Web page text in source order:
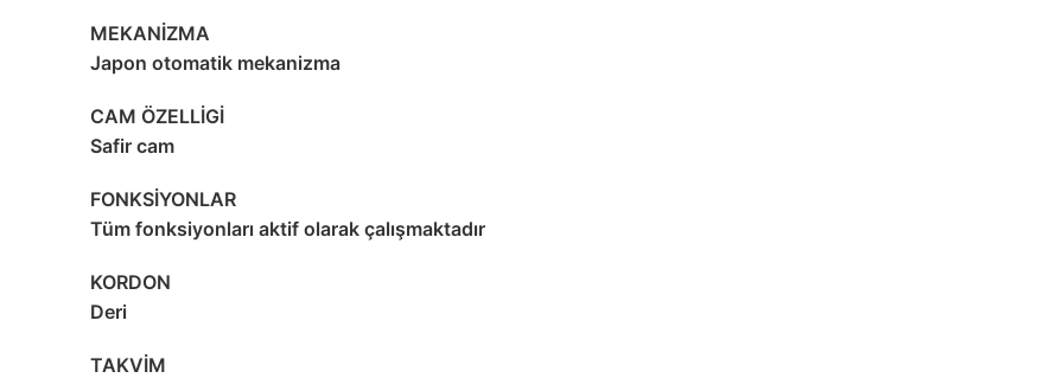
MEKANİZMA
Japon otomatik mekanizma
CAM ÖZELLİGİ
Safir cam
FONKSİYONLAR
Tüm fonksiyonları aktif olarak çalışmaktadır
KORDON
Deri
TAKVİM